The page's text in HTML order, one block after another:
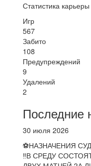
Статистика карьеры
Игр
567
Забито
108
Предупреждений
9
Удалений
2
Последние
30 июля 2026
⚽НАЗНАЧЕНИЯ
‼В СРЕДУ